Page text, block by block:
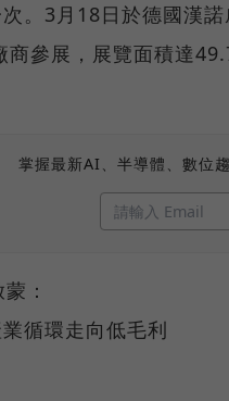
。3月18日於德國漢
商參展，展覽面積達
掌握最新AI、半導體、數位
：
循環走向低毛利